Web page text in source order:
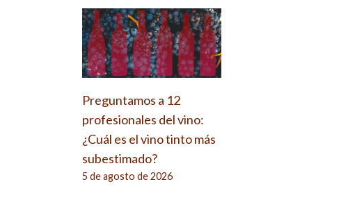
Preguntamos a 12
profesionales del vino:
¿Cuál es el vino tinto más
subestimado?
5 de agosto de 2026